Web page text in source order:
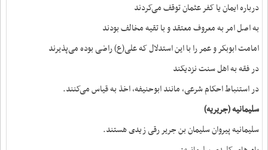
درباره ایمان یا کفر عثمان توقف می‌کردند
به اصل امر به معروف معتقد و با تقیه مخالف بودند
امامت ابوبکر و عمر را با این استدلال که علی(ع) راضی بوده می‌پذیرند
در فقه به اهل سنت نزدیکند
در استنباط احکام شرعی، مانند ابوحنیفه، اخذ به قیاس می‌کنند.
سلیمانیه (جریریه)
سلیمانیه پیروان سلیمان بن جریر رقی زیدی هستند.